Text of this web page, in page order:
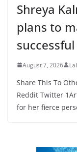
Shreya
plans to
August 7, 2026
Share This To
Reddit Twitter
for her fierce